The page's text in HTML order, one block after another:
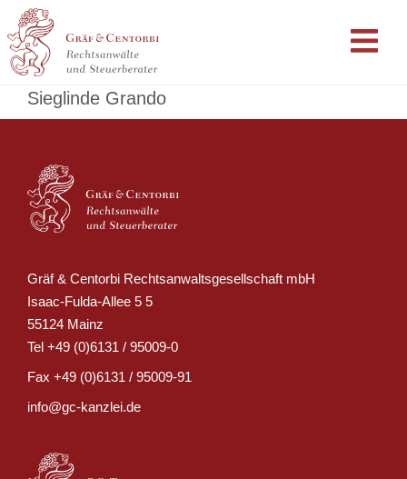
Sieglinde Grando
Gräf & Centorbi Rechtsanwaltsgesellschaft mbH
Isaac-Fulda-Allee 5 5
55124 Mainz
Tel +49 (0)6131 / 95009-0
Fax +49 (0)6131 / 95009-91
info@gc-kanzlei.de